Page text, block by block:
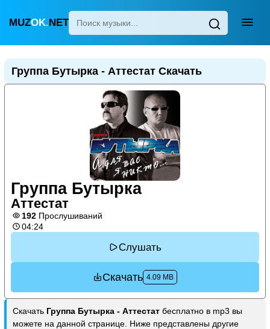
MUZOK.NET
Главная
Популярные
Узбекская
Украинская
Группа Бутырка - Аттестат Скачать
Группа Бутырка
Аттестат
192 Прослушиваний
04:24
Слушать
Скачать 4.09 MB
Скачать Группа Бутырка - Аттестат бесплатно в mp3 вы
можете на данной странице. Ниже представлены другие